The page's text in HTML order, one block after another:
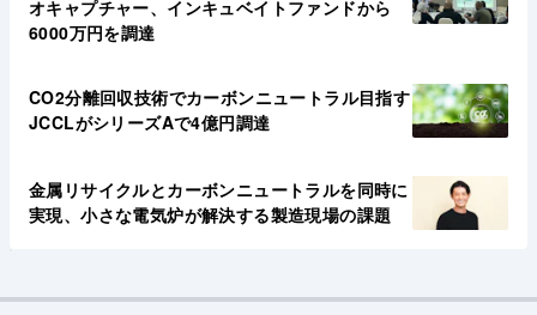
オキャプチャー、インキュベイトファンドから
6000万円を調達
CO2分離回収技術でカーボンニュートラル目指す
JCCLがシリーズAで4億円調達
金属リサイクルとカーボンニュートラルを同時に
実現、小さな電気炉が解決する製造現場の課題